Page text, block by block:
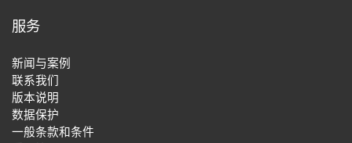
服务
新闻与案例
联系我们
版本说明
数据保护
一般条款和条件